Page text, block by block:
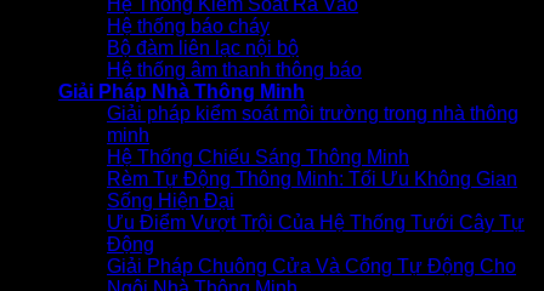
Hệ Thống Kiểm Soát Ra Vào
Hệ thống báo cháy
Bộ đàm liên lạc nội bộ
Hệ thống âm thanh thông báo
Giải Pháp Nhà Thông Minh
Giải pháp kiểm soát môi trường trong nhà thông
minh
Hệ Thống Chiếu Sáng Thông Minh
Rèm Tự Động Thông Minh: Tối Ưu Không Gian
Sống Hiện Đại
Ưu Điểm Vượt Trội Của Hệ Thống Tưới Cây Tự
Động
Giải Pháp Chuông Cửa Và Cổng Tự Động Cho